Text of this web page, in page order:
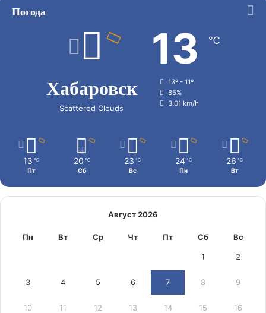
Погода
Хабаровск
Scattered Clouds
13 ℃
13º - 11º
85%
3.01 km/h
13 ℃
Пт
20 ℃
Сб
23 ℃
Вс
24 ℃
Пн
26 ℃
Вт
Август 2026
Пн Вт Ср Чт Пт Сб Вс
1 2
3 4 5 6 7 8 9
10 11 12 13 14 15 16